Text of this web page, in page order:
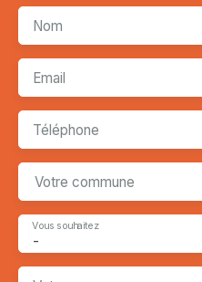
Nom
Email
Téléphone
Votre commune
-
Vous souhaitez